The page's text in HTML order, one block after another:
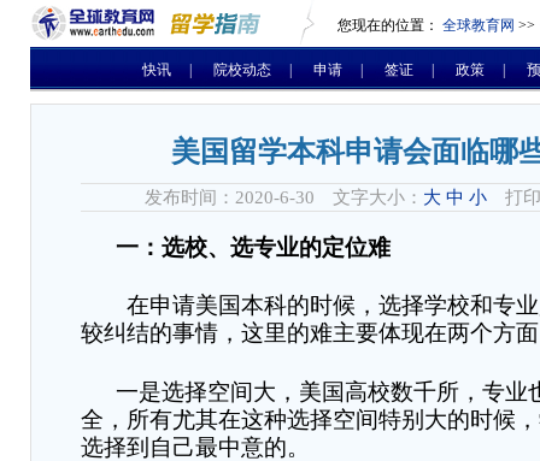
您现在的位置： 全球教育网 >>
快讯 院校动态 申请 签证 政策
美国留学本科申请会面临哪
发布时间：2020-6-30 文字大小： 大 中 小 打
一：选校、选专业的定位难
在申请美国本科的时候，选择学校和专业
较纠结的事情 ， 这里的难主要体现在两个方
一是选择空间大 ， 美国高校数千所，专业
全，所有尤其在这种选择空间特别大的时候
选择到自己最中意的。